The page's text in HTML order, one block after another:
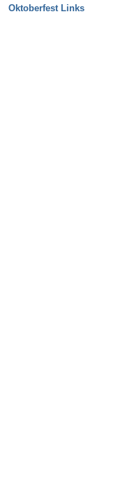
Oktoberfest Links